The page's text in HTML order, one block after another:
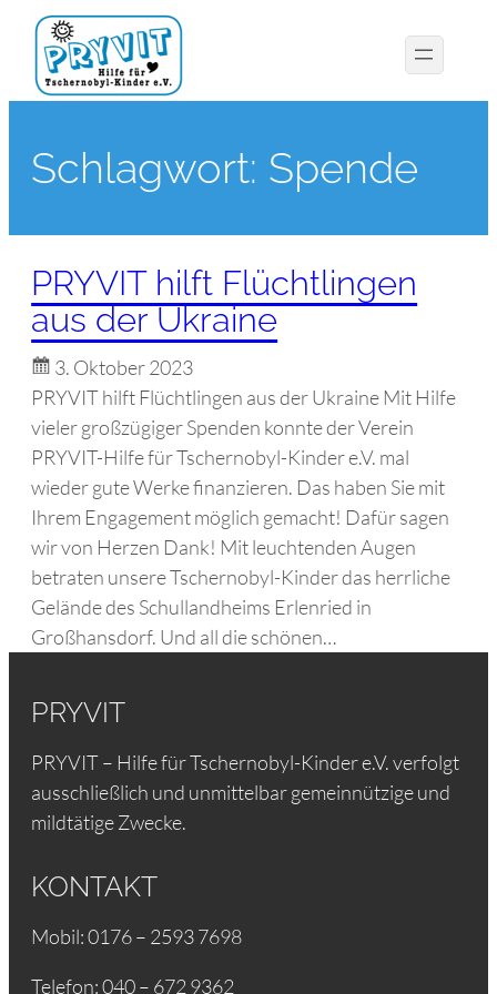
Schlagwort: Spende
PRYVIT hilft Flüchtlingen
aus der Ukraine
3. Oktober 2023
PRYVIT hilft Flüchtlingen aus der Ukraine Mit Hilfe
vieler großzügiger Spenden konnte der Verein
PRYVIT-Hilfe für Tschernobyl-Kinder e.V. mal
wieder gute Werke finanzieren. Das haben Sie mit
Ihrem Engagement möglich gemacht! Dafür sagen
wir von Herzen Dank! Mit leuchtenden Augen
betraten unsere Tschernobyl-Kinder das herrliche
Gelände des Schullandheims Erlenried in
Großhansdorf. Und all die schönen…
PRYVIT
PRYVIT – Hilfe für Tschernobyl-Kinder e.V. verfolgt
ausschließlich und unmittelbar gemeinnützige und
mildtätige Zwecke.
KONTAKT
Mobil: 0176 – 2593 7698
Telefon: 040 – 672 9362